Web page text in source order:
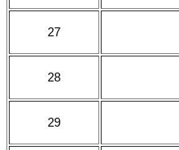
27
28
29